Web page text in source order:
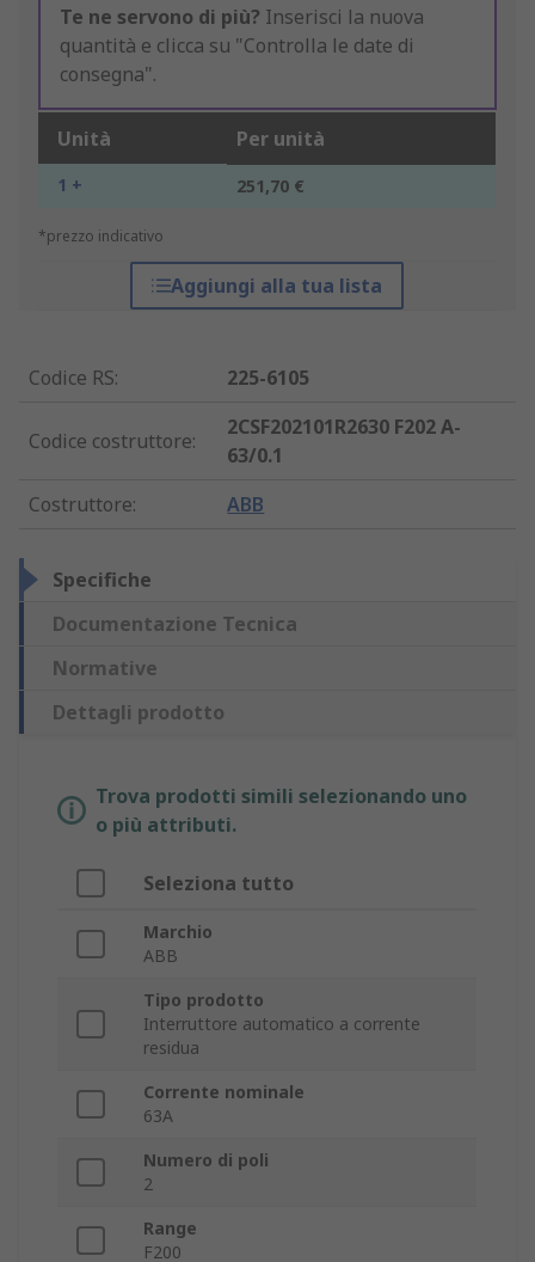
Te ne servono di più? Inserisci la nuova
quantità e clicca su "Controlla le date di
consegna".
Unità Per unità
1 + 251,70 €
*prezzo indicativo
Aggiungi alla tua lista
Codice RS: 225-6105
Codice costruttore:
2CSF202101R2630 F202 A-
63/0.1
Costruttore: ABB
Specifiche
Documentazione Tecnica
Normative
Dettagli prodotto
Trova prodotti simili selezionando uno
o più attributi.
Seleziona tutto
Marchio
ABB
Tipo prodotto
Interruttore automatico a corrente
residua
Corrente nominale
63A
Numero di poli
2
Range
F200